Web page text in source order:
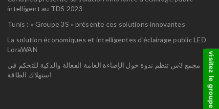
intelligent au TDS 2023
Tunis : « Groupe 3S » présente ces solutions innovantes
La solution économiques et intelligentes d’éclairage public LED
LoraWAN
مجمع 3س تنظم ندوة حول الإضاءة العامة الفعالة والذكية للتحكم في
استهلاك الطاقة
visitez le groupe